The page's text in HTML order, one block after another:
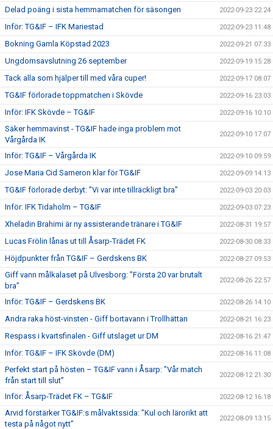
Delad poäng i sista hemmamatchen för säsongen 2022-09-23 22:24
Inför: TG&IF – IFK Mariestad 2022-09-23 11:48
Bokning Gamla Köpstad 2023 2022-09-21 07:33
Ungdomsavslutning 26 september 2022-09-19 15:28
Tack alla som hjälper till med våra cuper! 2022-09-17 08:07
TG&IF förlorade toppmatchen i Skövde 2022-09-16 23:03
Inför: IFK Skövde – TG&IF 2022-09-16 10:10
Säker hemmavinst - TG&IF hade inga problem mot
Vårgårda IK
2022-09-10 17:07
Inför: TG&IF – Vårgårda IK 2022-09-10 09:59
Jose Maria Cid Sameron klar för TG&IF 2022-09-09 14:13
TG&IF förlorade derbyt: ”Vi var inte tillräckligt bra” 2022-09-03 20:03
Inför: IFK Tidaholm – TG&IF 2022-09-03 07:23
Xheladin Brahimi är ny assisterande tränare i TG&IF 2022-08-31 19:57
Lucas Frölin lånas ut till Åsarp-Trädet FK 2022-08-30 08:33
Höjdpunkter från TG&IF – Gerdskens BK 2022-08-27 09:53
Giff vann målkalaset på Ulvesborg: ”Första 20 var brutalt
bra”
2022-08-26 22:57
Inför: TG&IF – Gerdskens BK 2022-08-26 14:10
Andra raka höst-vinsten - Giff bortavann i Trollhättan 2022-08-21 16:23
Respass i kvartsfinalen - Giff utslaget ur DM 2022-08-16 21:47
Inför: TG&IF – IFK Skövde (DM) 2022-08-16 11:08
Perfekt start på hösten – TG&IF vann i Åsarp: ”Vår match
från start till slut”
2022-08-12 21:30
Inför: Åsarp-Trädet FK – TG&IF 2022-08-12 16:18
Arvid förstärker TG&IF:s målvaktssida: ”Kul och lärorikt att
testa på något nytt”
2022-08-09 13:15